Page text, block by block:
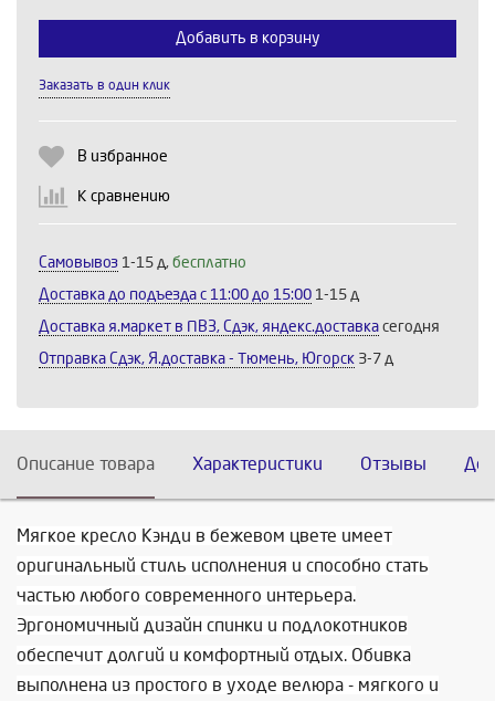
Добавить в корзину
Заказать в один клик
В избранное
К сравнению
Самовывоз 1-15 д, бесплатно
Доставка до подъезда c 11:00 до 15:00 1-15 д
Доставка я.маркет в ПВЗ, Сдэк, яндекс.доставка сегодня
Отправка Сдэк, Я.доставка - Тюмень, Югорск 3-7 д
Описание товара Характеристики Отзывы
Мягкое кресло Кэнди в бежевом цвете имеет
оригинальный стиль исполнения и способно стать
частью любого современного интерьера.
Эргономичный дизайн спинки и подлокотников
обеспечит долгий и комфортный отдых. Обивка
выполнена из простого в уходе велюра - мягкого и